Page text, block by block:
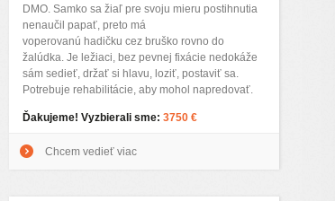
DMO. Samko sa žiaľ pre svoju mieru postihnutia
nenaučil papať, preto má
voperovanú hadičku cez bruško rovno do
žalúdka. Je ležiaci, bez pevnej fixácie nedokáže
sám sedieť, držať si hlavu, loziť, postaviť sa.
Potrebuje rehabilitácie, aby mohol napredovať.
Ďakujeme! Vyzbierali sme: 3750 €
Chcem vedieť viac